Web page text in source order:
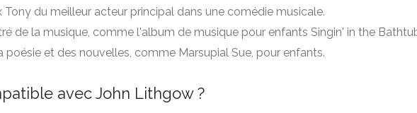
du meilleur acteur principal dans une comédie musicale.
de la musique, comme l'album de musique pour enfants Singin' in the
poésie et des nouvelles, comme Marsupial Sue, pour enfants.
avec John Lithgow ?